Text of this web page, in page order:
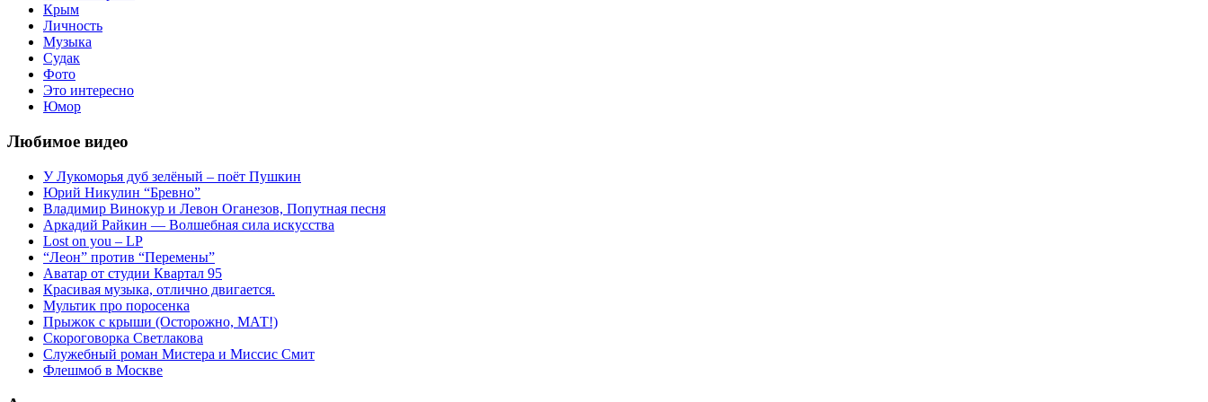
Крым
Личность
Музыка
Судак
Фото
Это интересно
Юмор
Любимое видео
У Лукоморья дуб зелёный – поёт Пушкин
Юрий Никулин “Бревно”
Владимир Винокур и Левон Оганезов, Попутная песня
Аркадий Райкин — Волшебная сила искусства
Lost on you – LP
“Леон” против “Перемены”
Аватар от студии Квартал 95
Красивая музыка, отлично двигается.
Мультик про поросенка
Прыжок с крыши (Осторожно, МАТ!)
Скороговорка Светлакова
Служебный роман Мистера и Миссис Смит
Флешмоб в Москве